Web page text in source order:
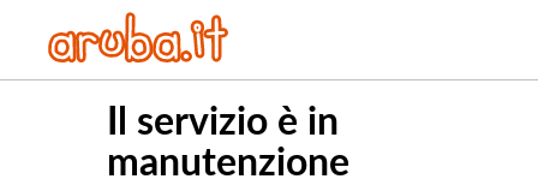
Il servizio è in
manutenzione